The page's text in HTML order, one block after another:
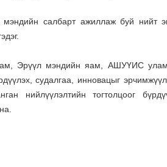
салбарт ажиллаж буй нийт
Эрүүл мэндийн яам, АШУҮИС
судалгаа, инновацыг
нийлүүлэлтийн тогтолцоог